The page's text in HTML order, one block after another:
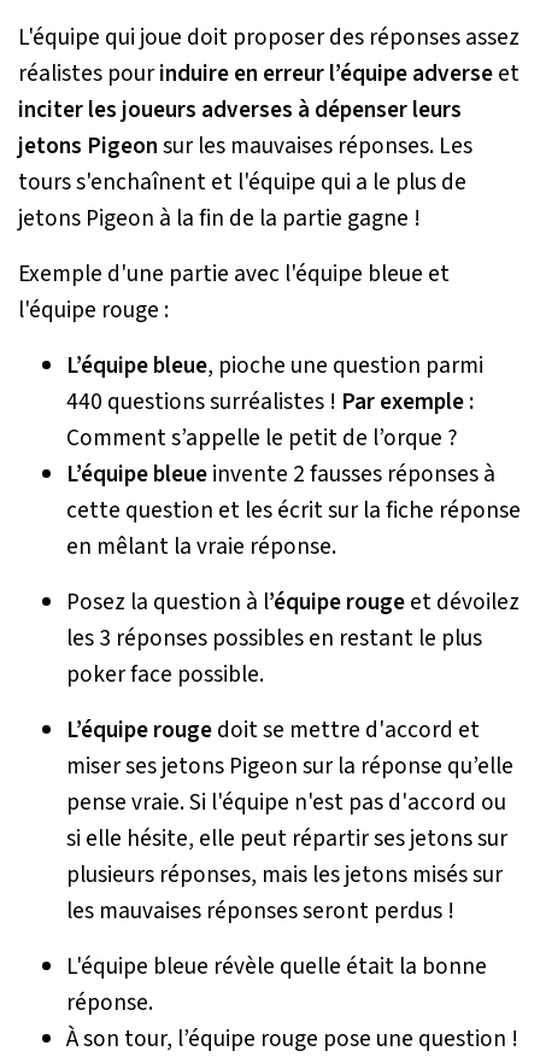
L'équipe qui joue doit proposer des réponses assez
réalistes pourinduire en erreur l’équipe adverseet
inciter les joueurs adverses à dépenser leurs
jetons Pigeonsur les mauvaises réponses. Les
tours s'enchaînent et l'équipe qui a le plus de
jetons Pigeon à la fin de la partie gagne !
Exemple d'une partie avec l'équipe bleue et
l'équipe rouge :
L’équipe bleue, pioche une question parmi
440 questions surréalistes ! Par exemple :
Comment s’appelle le petit de l’orque ?
L’équipe bleueinvente 2 fausses réponses à
cette question et les écrit sur la fiche réponse
en mêlant la vraie réponse.
Posez la question à l’équipe rougeet dévoilez
les 3 réponses possibles en restant le plus
poker face possible.
L’équipe rougedoit se mettre d'accord et
miser ses jetons Pigeon sur la réponse qu’elle
pense vraie. Si l'équipe n'est pas d'accord ou
si elle hésite, elle peut répartir ses jetons sur
plusieurs réponses, mais les jetons misés sur
les mauvaises réponses seront perdus !
L'équipe bleue révèle quelle était la bonne
réponse.
À son tour, l’équipe rouge pose une question !